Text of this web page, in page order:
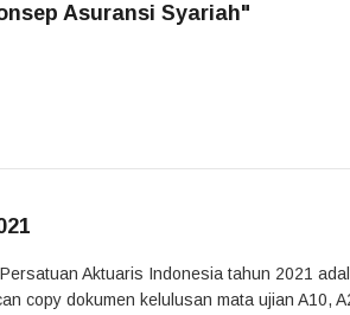
Asuransi Syariah"
Aktuaris Indonesia tahun 2021
copy dokumen kelulusan mata ujian A10,